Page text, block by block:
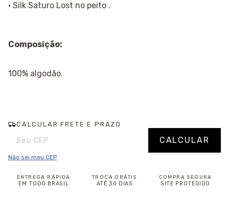
· Silk Saturo Lost no peito .
Composição:
100% algodão.
CALCULAR FRETE E PRAZO
Entregas para o CEP: Alterar CEP
CALCULAR
Não sei meu CEP
ENTREGA RÁPIDA
EM TODO BRASIL
TROCA GRÁTIS
ATÉ 30 DIAS
COMPRA SEGURA
SITE PROTEGIDO